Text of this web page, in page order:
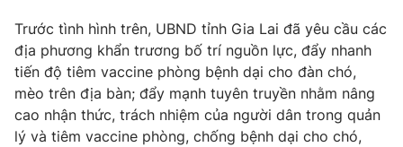
THỜI BÁO VTV
Theo dõi báo trên
Trước tình hình trên, UBND tỉnh Gia Lai đã yêu cầu các
địa phương khẩn trương bố trí nguồn lực, đẩy nhanh
tiến độ tiêm vaccine phòng bệnh dại cho đàn chó,
mèo trên địa bàn; đẩy mạnh tuyên truyền nhằm nâng
cao nhận thức, trách nhiệm của người dân trong quản
lý và tiêm vaccine phòng, chống bệnh dại cho chó,